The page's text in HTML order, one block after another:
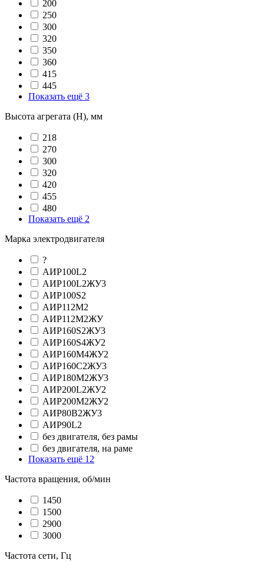
200
250
300
320
350
360
415
445
Показать ещё 3
Высота агрегата (H), мм
218
270
300
320
420
455
480
Показать ещё 2
Марка электродвигателя
?
АИР100L2
АИР100L2ЖУ3
АИР100S2
АИР112М2
АИР112М2ЖУ
АИР160S2ЖУ3
АИР160S4ЖУ2
АИР160М4ЖУ2
АИР160С2ЖУ3
АИР180М2ЖУ3
АИР200L2ЖУ2
АИР200М2ЖУ2
АИР80В2ЖУ3
АИР90L2
без двигателя, без рамы
без двигателя, на раме
Показать ещё 12
Частота вращения, об/мин
1450
1500
2900
3000
Частота сети, Гц